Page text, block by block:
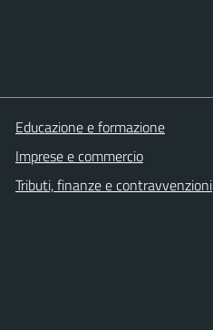
Educazione e formazione
Imprese e commercio
Tributi, finanze e contravvenzioni